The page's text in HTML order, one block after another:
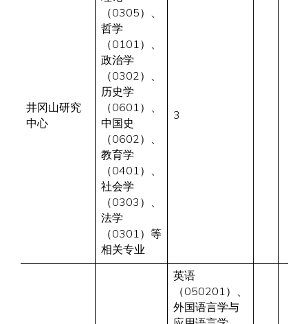
井冈山研究
中心
（0305）、
哲学
（0101）、
政治学
（0302）、
历史学
（0601）、
中国史
（0602）、
教育学
（0401）、
社会学
（0303）、
法学
（0301）等
相关专业
3
英语
（050201）、
外国语言学与